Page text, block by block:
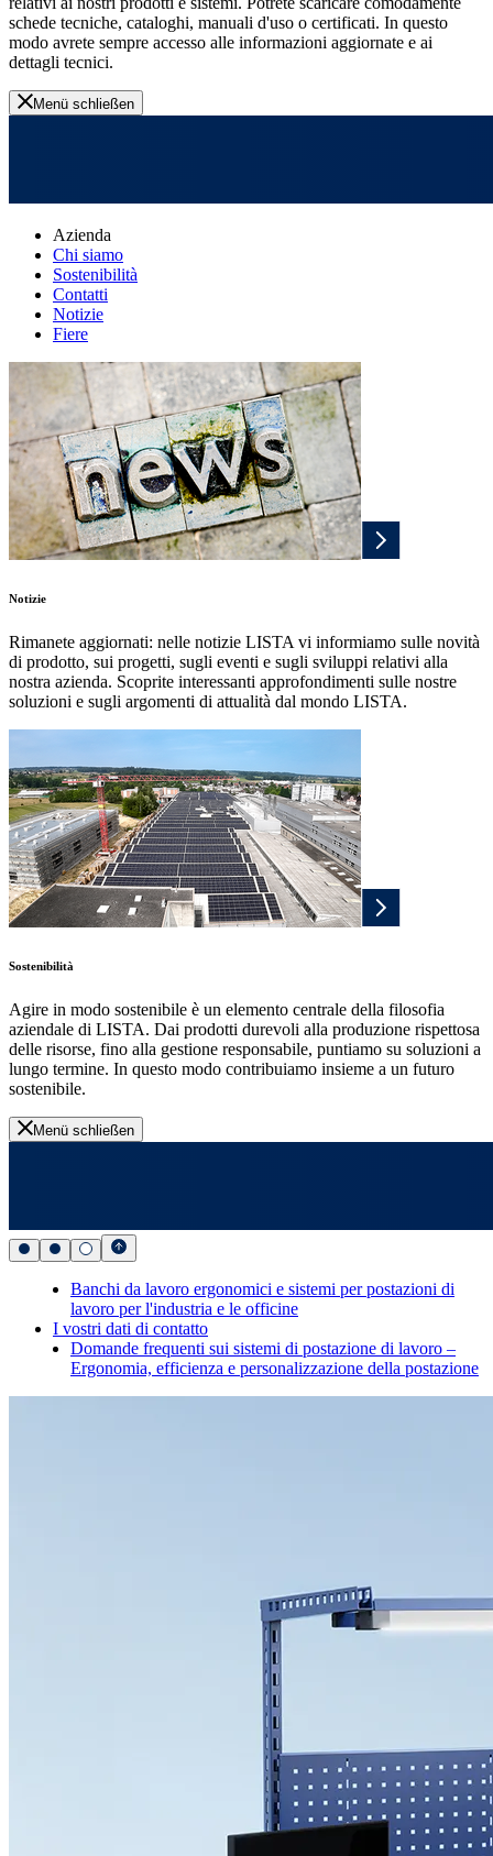
schede tecniche, cataloghi, manuali d'uso o certificati. In questo
modo avrete sempre accesso alle informazioni aggiornate e ai
dettagli tecnici.
Menü schließen
Azienda
Chi siamo
Sostenibilità
Contatti
Notizie
Fiere
Notizie
Rimanete aggiornati: nelle notizie LISTA vi informiamo sulle novità
di prodotto, sui progetti, sugli eventi e sugli sviluppi relativi alla
nostra azienda. Scoprite interessanti approfondimenti sulle nostre
soluzioni e sugli argomenti di attualità dal mondo LISTA.
Sostenibilità
Agire in modo sostenibile è un elemento centrale della filosofia
aziendale di LISTA. Dai prodotti durevoli alla produzione rispettosa
delle risorse, fino alla gestione responsabile, puntiamo su soluzioni a
lungo termine. In questo modo contribuiamo insieme a un futuro
sostenibile.
Menü schließen
Banchi da lavoro ergonomici e sistemi per postazioni di
lavoro per l'industria e le officine
I vostri dati di contatto
Domande frequenti sui sistemi di postazione di lavoro –
Ergonomia, efficienza e personalizzazione della postazione